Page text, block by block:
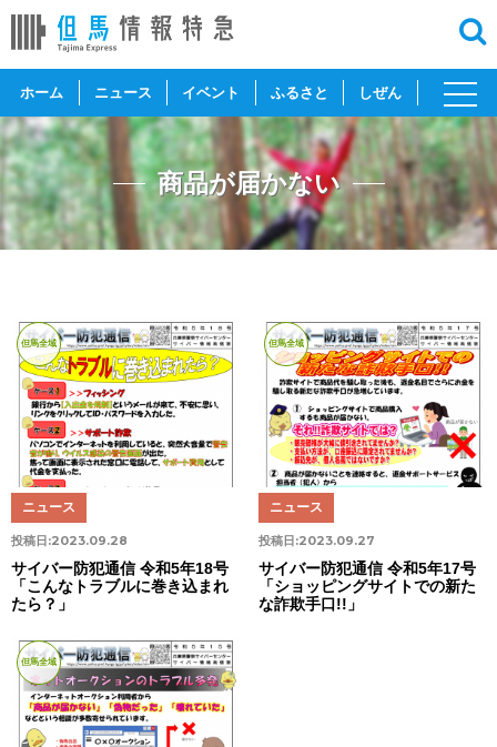
ホーム ニュース イベント ふるさと しぜん
toggle
商品が届かない
但馬全域
投稿日:2023.09.28
ニュース
サイバー防犯通信 令和5年18号
「こんなトラブルに巻き込まれ
たら？」
但馬全域
投稿日:2023.09.27
ニュース
サイバー防犯通信 令和5年17号
「ショッピングサイトでの新た
な詐欺手口!!」
但馬全域